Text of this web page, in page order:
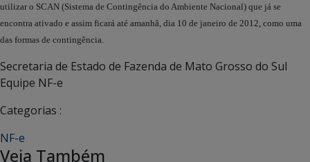
utilizar o SCAN (Sistema de Contingência do Ambiente Nacional) que já se
encontra ativado e assim ficará até amanhã, dia 10 de janeiro de 2012, como uma
das formas de contingência.
Secretaria de Estado de Fazenda de Mato Grosso do Sul
Equipe NF-e
Categorias :
NF-e
Veja Também